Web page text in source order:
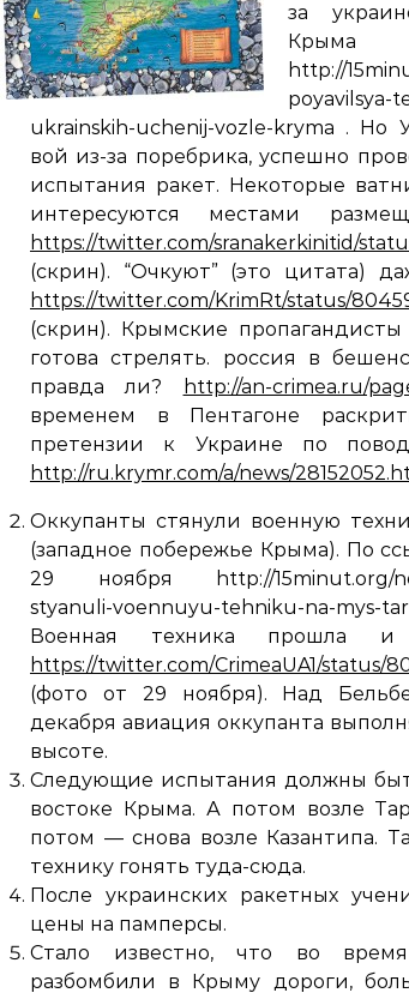
за
Крыма
http://
poyavilsya-
ukrainskih-uchenij-vozle-kryma . Но
вой из-за поребрика, успешно
испытания ракет. Некоторые
интересуются местами
https://twitter.com/sranakerkinitid/
(скрин). “Очкуют” (это цитата)
https://twitter.com/KrimRt/status/
(скрин). Крымские
готова стрелять. россия в
правда ли?
http://an-crimea.ru/
временем в Пентагоне
претензии к Украине по
http://ru.krymr.com/a/news/
Оккупанты стянули военную
(западное побережье Крыма). По
29 ноября http://15minut.org/
styanuli-voennuyu-tehniku-na-
Военная техника прошла и
https://twitter.com/CrimeaUA1/status/
(фото от 29 ноября). Над
декабря авиация оккупанта
высоте.
Следующие испытания должны
востоке Крыма. А потом возле
потом — снова возле Казантипа.
технику гонять туда-сюда.
После украинских ракетных
цены на памперсы.
Стало известно, что во
разбомбили в Крыму дороги,